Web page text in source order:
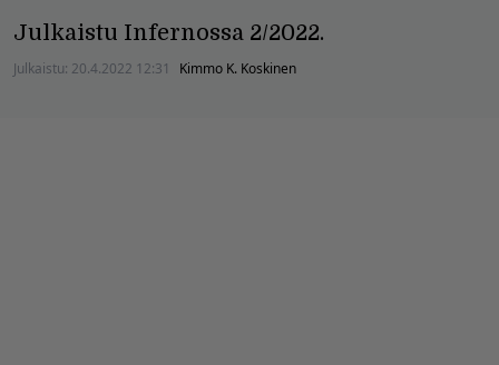
Julkaistu Infernossa 2/2022.
Julkaistu: 20.4.2022 12:31 Kimmo K. Koskinen